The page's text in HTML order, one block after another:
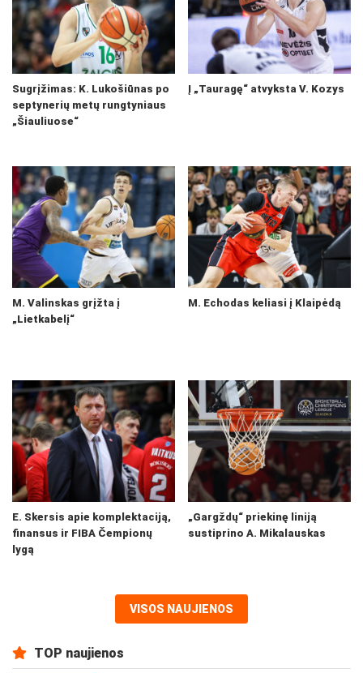
Sugrįžimas: K. Lukošiūnas po
septynerių metų rungtyniaus
„Šiauliuose“
Į „Tauragę“ atvyksta V. Kozys
M. Valinskas grįžta į
„Lietkabelį“
M. Echodas keliasi į Klaipėdą
E. Skersis apie komplektaciją,
finansus ir FIBA Čempionų
lygą
„Gargždų“ priekinę liniją
sustiprino A. Mikalauskas
VISOS NAUJIENOS
TOP naujienos